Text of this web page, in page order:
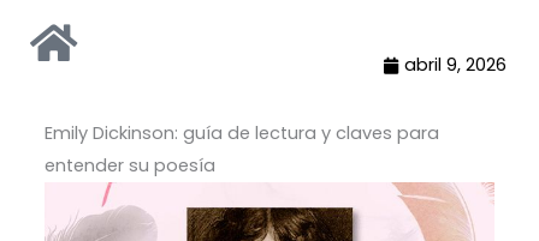
abril 9, 2026
Emily Dickinson: guía de lectura y claves para
entender su poesía